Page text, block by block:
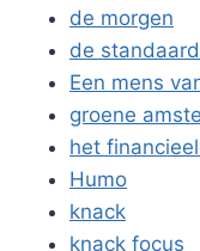
de morgen
de standaard
Een mens
groene
het
Humo
knack
knack focus